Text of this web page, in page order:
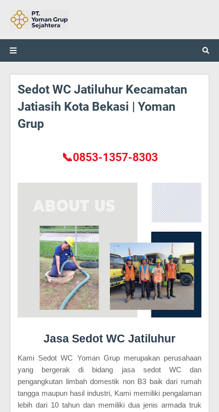
Sedot WC Jatiluhur Kecamatan
Jatiasih Kota Bekasi | Yoman
Grup
📞0853-1357-8303
Jasa Sedot WC Jatiluhur
Kami Sedot WC Yoman Grup merupakan perusahaan
yang bergerak di bidang jasa sedot WC dan
pengangkutan limbah domestik non B3 baik dari rumah
tangga maupun hasil industri, Kami memiliki pengalaman
lebih dari 10 tahun dan memiliki dua jenis armada truk